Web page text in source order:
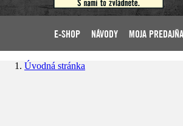
E-SHOP NÁVODY MOJA PREDAJŇA
Úvodná stránka